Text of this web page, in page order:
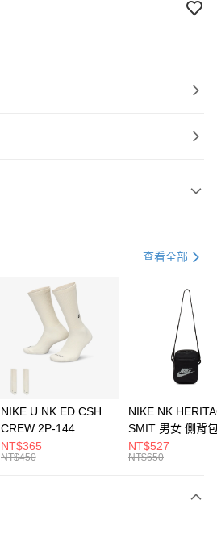
21家銀行
第一商業銀行
彰化商業銀行
查看全部
NIKE U NK ED CSH
CREW 2P-144
EMBRDY 男女 短統襪
FZ3073133
NT$365
NT$450
NIKE NK
SMIT 男女 側背
BA5871010
NT$527
NT$650